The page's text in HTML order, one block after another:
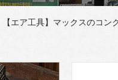
【エア工具】マックスのコ